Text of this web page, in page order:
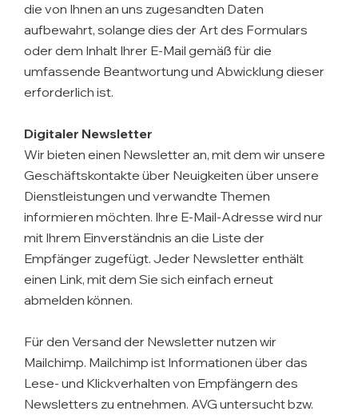
die von Ihnen an uns zugesandten Daten
aufbewahrt, solange dies der Art des Formulars
oder dem Inhalt Ihrer E-Mail gemäß für die
umfassende Beantwortung und Abwicklung dieser
erforderlich ist.
Digitaler Newsletter
Wir bieten einen Newsletter an, mit dem wir unsere
Geschäftskontakte über Neuigkeiten über unsere
Dienstleistungen und verwandte Themen
informieren möchten. Ihre E-Mail-Adresse wird nur
mit Ihrem Einverständnis an die Liste der
Empfänger zugefügt. Jeder Newsletter enthält
einen Link, mit dem Sie sich einfach erneut
abmelden können.
Für den Versand der Newsletter nutzen wir
Mailchimp. Mailchimp ist Informationen über das
Lese- und Klickverhalten von Empfängern des
Newsletters zu entnehmen. AVG untersucht bzw.